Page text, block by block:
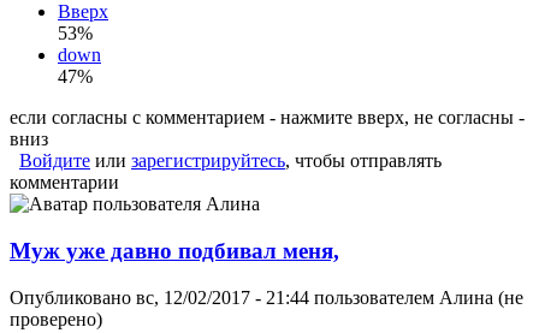
Вверх
53%
down
47%
если согласны с комментарием - нажмите вверх, не согласны -
вниз
Войдите или зарегистрируйтесь, чтобы отправлять
комментарии
Муж уже давно подбивал меня,
Опубликовано вс, 12/02/2017 - 21:44 пользователем Алина (не
проверено)